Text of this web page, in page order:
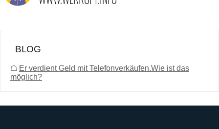
BLOG
☖ Er verdient Geld mit Telefonverkäufen.Wie ist das
möglich?